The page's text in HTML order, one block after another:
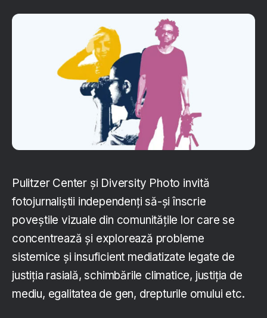
Pulitzer Center și Diversity Photo invită
fotojurnaliștii independenți să-și înscrie
poveștile vizuale din comunitățile lor care se
concentrează și explorează probleme
sistemice și insuficient mediatizate legate de
justiția rasială, schimbările climatice, justiția de
mediu, egalitatea de gen, drepturile omului etc.